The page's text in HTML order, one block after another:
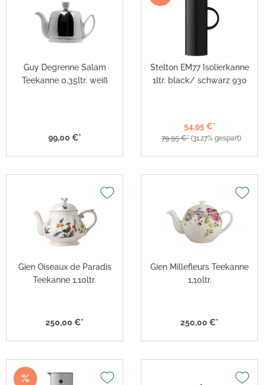
Guy Degrenne Salam
Teekanne 0,35ltr. weiß
99,00 €*
Stelton EM77 Isolierkanne
1ltr. black/ schwarz 930
54,95 €*
79,95 €* (31.27% gespart)
Gien Oiseaux de Paradis
Teekanne 1,10ltr.
250,00 €*
Gien Millefleurs Teekanne
1,10ltr.
250,00 €*
%